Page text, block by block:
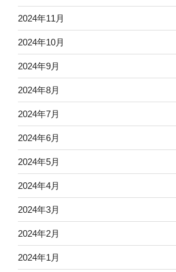
2024年11月
2024年10月
2024年9月
2024年8月
2024年7月
2024年6月
2024年5月
2024年4月
2024年3月
2024年2月
2024年1月